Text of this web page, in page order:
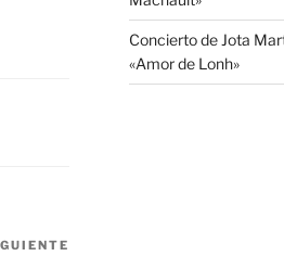
Concierto de Jota
«Amor de Lonh»